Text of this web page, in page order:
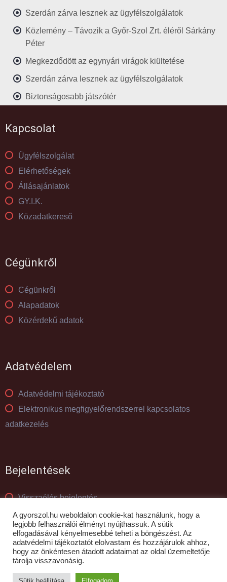
Szerdán zárva lesznek az ügyfélszolgálatok
Közlemény – Távozik a Győr-Szol Zrt. éléről Sárkány
Péter
Megkezdődött az egynyári virágok kiültetése
Szerdán zárva lesznek az ügyfélszolgálatok
Biztonságosabb játszótér
Kapcsolat
Ügyfélszolgálat
Elérhetőségek
Állásajánlatok
GY.I.K.
Közadatkereső
Cégünkről
Cégünkről
Alapadatok
Közérdekű adatok
Adatvédelem
Adatvédelmi tájékoztató
Elektronikus megfigyelőrendszerrel kapcsolatos
adatkezelés
Bejelentések
Visszaélés bejelentés
Panaszkezelés
© GYŐR-SZOL Zrt - 2010- 2026
A gyorszol.hu weboldalon cookie-kat használunk, hogy a
legjobb felhasználói élményt nyújthassuk. A sütik
elfogadásával kényelmesebbé teheti a böngészést. Az
adatvédelmi tájékoztatót elolvastam és hozzájárulok ahhoz,
hogy az önkéntesen átadott adataimat az oldal üzemeltetője
tárolja visszavonásig.